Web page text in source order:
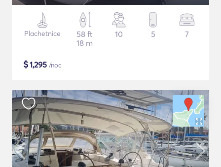
Plachetnice
58 ft
18 m
10 5 7
$1,295 /noc